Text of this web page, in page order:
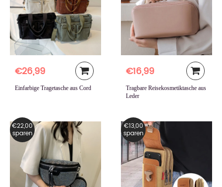
€26,99
Einfarbige Tragetasche aus Cord
€16,99
Tragbare Reisekosmetiktasche aus
Leder
€22,00
sparen
€13,00
sparen